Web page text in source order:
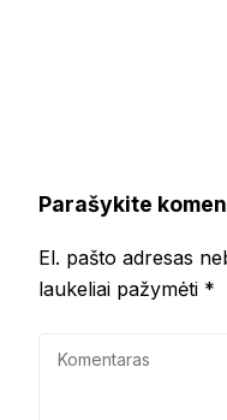
Parašykite
El. pašto adresas
laukeliai pažymėti *